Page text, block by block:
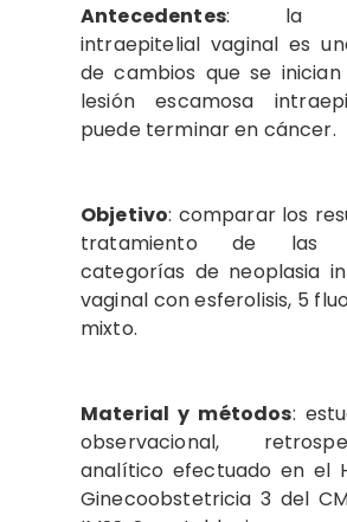
Antecedentes: la
intraepitelial vaginal es
de cambios que se
lesión escamosa
puede terminar en cáncer.
Objetivo: comparar los
tratamiento de las
categorías de neoplasia
vaginal con esferolisis, 5
mixto.
Material y métodos:
observacional,
analítico efectuado en el
Ginecoobstetricia 3 del